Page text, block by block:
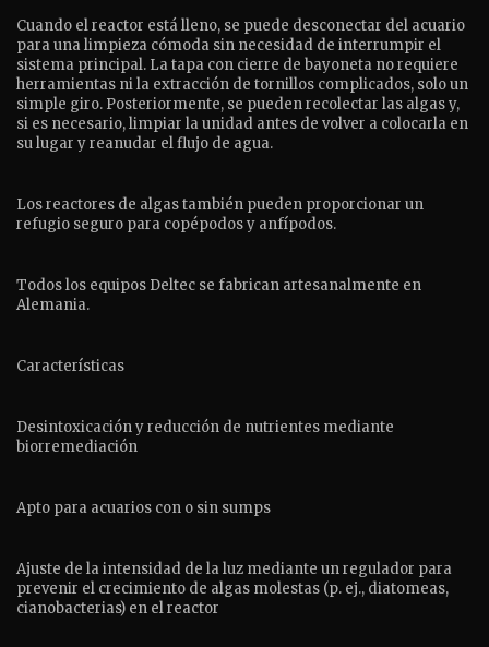
Cuando el reactor está lleno, se puede desconectar del acuario
para una limpieza cómoda sin necesidad de interrumpir el
sistema principal. La tapa con cierre de bayoneta no requiere
herramientas ni la extracción de tornillos complicados, solo un
simple giro. Posteriormente, se pueden recolectar las algas y,
si es necesario, limpiar la unidad antes de volver a colocarla en
su lugar y reanudar el flujo de agua.
Los reactores de algas también pueden proporcionar un
refugio seguro para copépodos y anfípodos.
Todos los equipos Deltec se fabrican artesanalmente en
Alemania.
Características
Desintoxicación y reducción de nutrientes mediante
biorremediación
Apto para acuarios con o sin sumps
Ajuste de la intensidad de la luz mediante un regulador para
prevenir el crecimiento de algas molestas (p. ej., diatomeas,
cianobacterias) en el reactor